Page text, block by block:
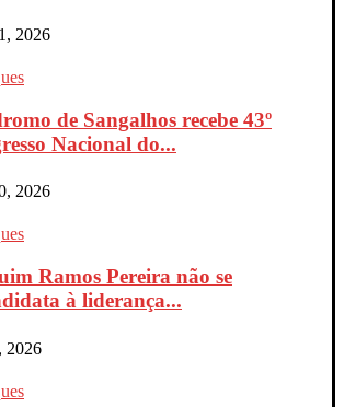
2026
de Sangalhos recebe 43º
Nacional do...
2026
Ramos Pereira não se
à liderança...
2026